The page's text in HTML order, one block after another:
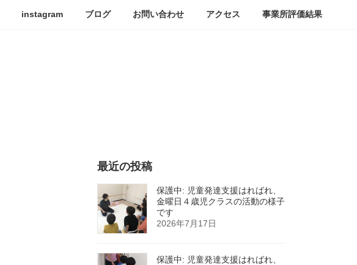
instagram ブログ お問い合わせ アクセス 事業所評価結果
最近の投稿
保護中: 児童発達支援はればれ、
金曜日４歳児クラスの活動の様子
です
2026年7月17日
保護中: 児童発達支援はればれ、